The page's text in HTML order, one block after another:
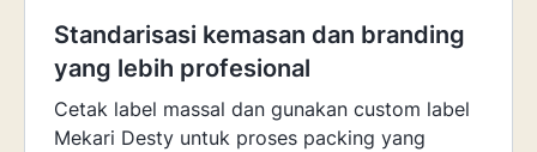
Standarisasi kemasan dan branding
yang lebih profesional
Cetak label massal dan gunakan custom label
Mekari Desty untuk proses packing yang